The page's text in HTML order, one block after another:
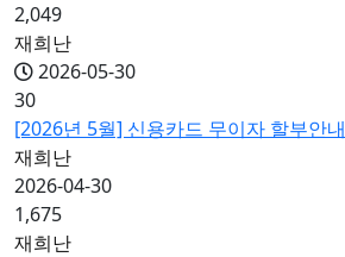
2,049
재희난
2026-05-30
30
[2026년 5월] 신용카드 무이자 할부안내
재희난
2026-04-30
1,675
재희난